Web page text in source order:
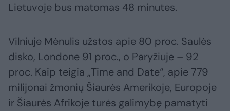
Lietuvoje bus matomas 48 minutes.
Vilniuje Mėnulis užstos apie 80 proc. Saulės
disko, Londone 91 proc., o Paryžiuje – 92
proc. Kaip teigia „Time and Date“, apie 779
milijonai žmonių Šiaurės Amerikoje, Europoje
ir Šiaurės Afrikoje turės galimybę pamatyti